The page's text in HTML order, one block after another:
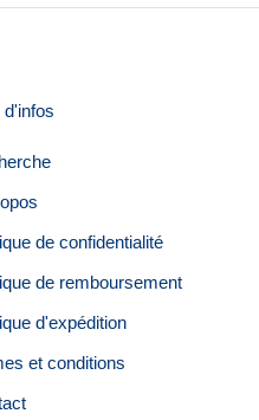
d'infos
de confidentialité
de remboursement
d'expédition
et conditions